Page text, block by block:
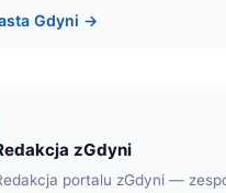
Gdyni →
zGdyni
portalu zGdyni —